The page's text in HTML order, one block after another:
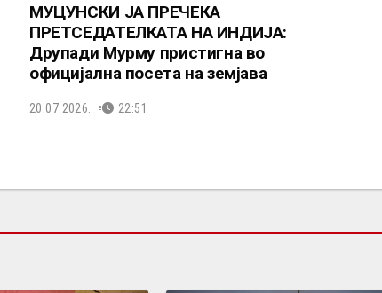
МУЦУНСКИ ЈА ПРЕЧЕКА
ПРЕТСЕДАТЕЛКАТА НА ИНДИЈА:
Друпади Мурму пристигна во
официјална посета на земјава
20.07.2026. 22:51